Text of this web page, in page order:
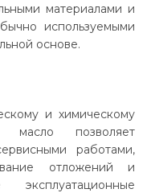
материалами и
используемыми
основе.
и химическому
масло позволяет
работами,
отложений и
эксплуатационные